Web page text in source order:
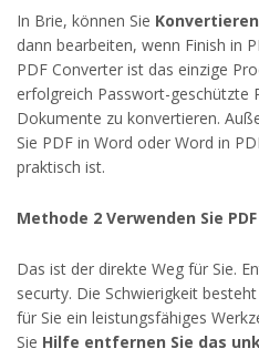
In Brie, können Sie
dann bearbeiten, wenn Finish in
PDF Converter ist das einzige
erfolgreich Passwort-geschützte
Dokumente zu konvertieren.
Sie PDF in Word oder Word in
praktisch ist.
Methode 2 Verwenden Sie
Das ist der direkte Weg für Sie.
securty. Die Schwierigkeit
für Sie ein leistungsfähiges
Sie Hilfe entfernen Sie das